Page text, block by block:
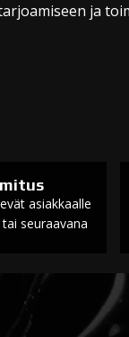
ja
asiakkaalle
seuraavana